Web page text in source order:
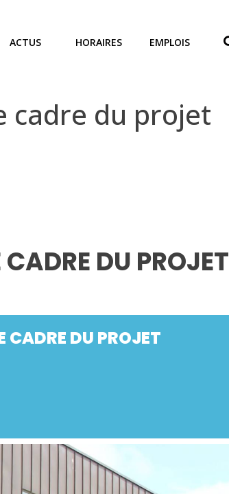
ACTUS HORAIRES EMPLOIS
cadre du projet
DU PROJET
CADRE DU PROJET